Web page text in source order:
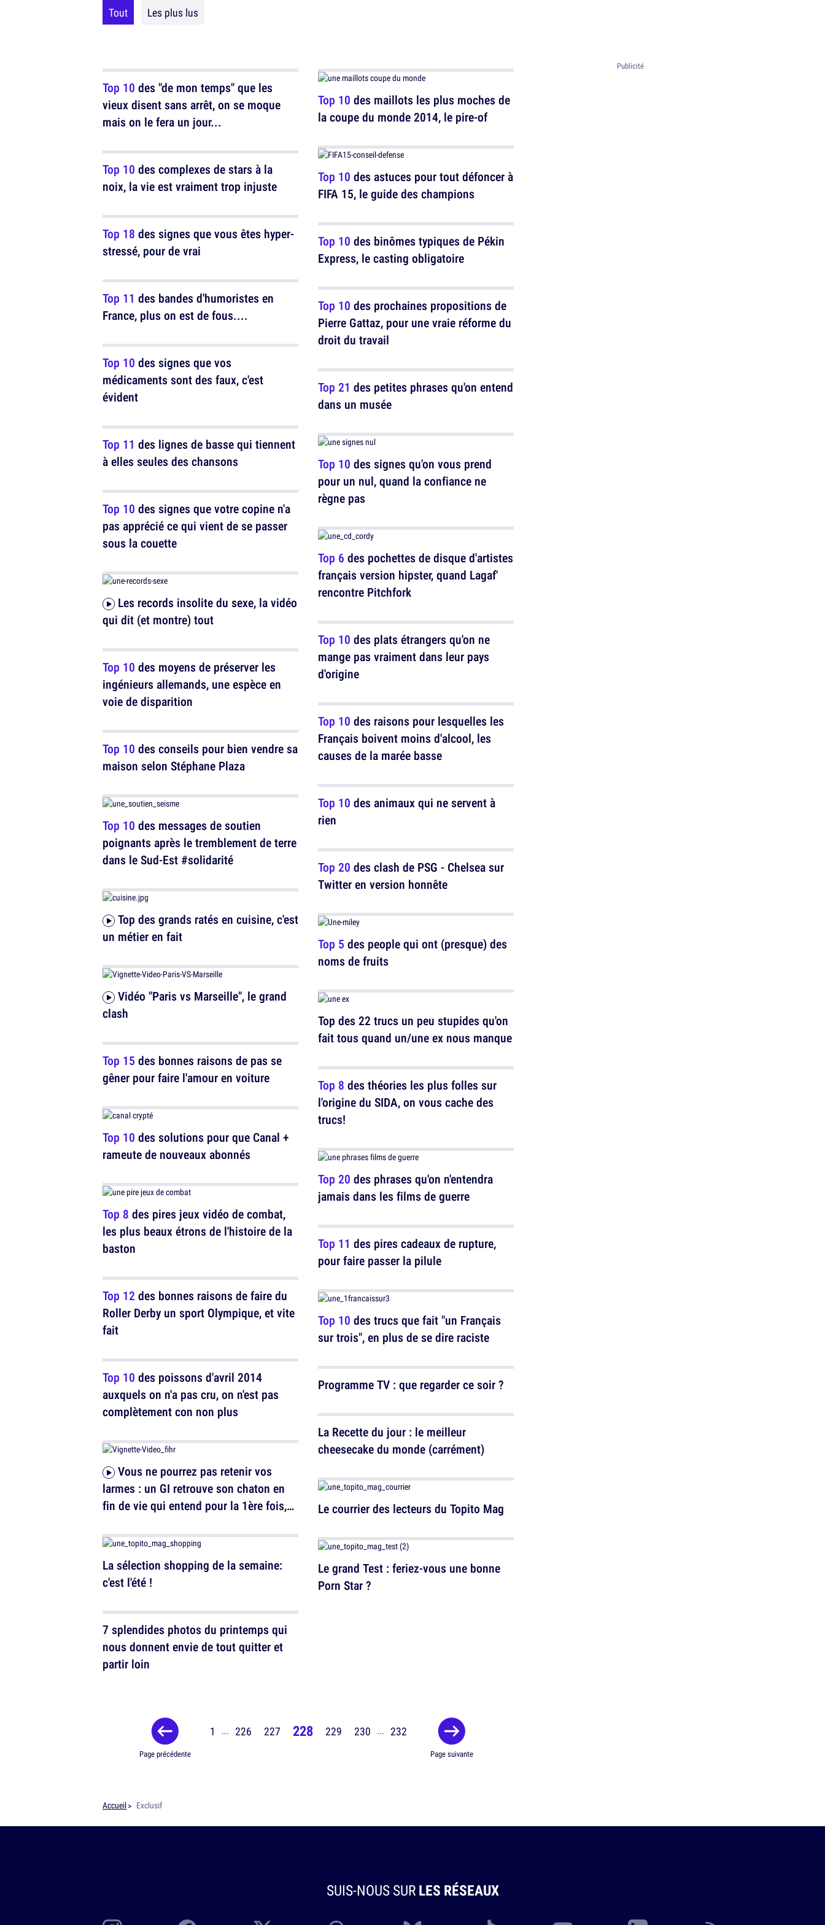
Tout Les plus lus
Top 10 des "de mon temps" que les
vieux disent sans arrêt, on se moque
mais on le fera un jour...
Top 10 des complexes de stars à la
noix, la vie est vraiment trop injuste
Top 18 des signes que vous êtes hyper-
stressé, pour de vrai
Top 11 des bandes d'humoristes en
France, plus on est de fous....
Top 10 des signes que vos
médicaments sont des faux, c'est
évident
Top 11 des lignes de basse qui tiennent
à elles seules des chansons
Top 10 des signes que votre copine n'a
pas apprécié ce qui vient de se passer
sous la couette
qui dit (et montre) tout
Top 10 des moyens de préserver les
ingénieurs allemands, une espèce en
voie de disparition
Top 10 des conseils pour bien vendre sa
maison selon Stéphane Plaza
Top 10 des messages de soutien
poignants après le tremblement de terre
dans le Sud-Est #solidarité
un métier en fait
clash
Top 15 des bonnes raisons de pas se
gêner pour faire l'amour en voiture
Top 10 des solutions pour que Canal +
rameute de nouveaux abonnés
Top 8 des pires jeux vidéo de combat,
les plus beaux étrons de l'histoire de la
baston
Top 12 des bonnes raisons de faire du
Roller Derby un sport Olympique, et vite
fait
Top 10 des poissons d'avril 2014
auxquels on n'a pas cru, on n'est pas
complètement con non plus
larmes : un GI retrouve son chaton en
fin de vie qui entend pour la 1ère fois,
La sélection shopping de la semaine:
c'est l'été !
7 splendides photos du printemps qui
nous donnent envie de tout quitter et
partir loin
Top 10 des maillots les plus moches de
la coupe du monde 2014, le pire-of
Top 10 des astuces pour tout défoncer à
FIFA 15, le guide des champions
Top 10 des binômes typiques de Pékin
Express, le casting obligatoire
Top 10 des prochaines propositions de
Pierre Gattaz, pour une vraie réforme du
droit du travail
Top 21 des petites phrases qu'on entend
dans un musée
Top 10 des signes qu'on vous prend
pour un nul, quand la confiance ne
règne pas
Top 6 des pochettes de disque d'artistes
français version hipster, quand Lagaf'
rencontre Pitchfork
Top 10 des plats étrangers qu'on ne
mange pas vraiment dans leur pays
d'origine
Top 10 des raisons pour lesquelles les
Français boivent moins d'alcool, les
causes de la marée basse
Top 10 des animaux qui ne servent à
rien
Top 20 des clash de PSG - Chelsea sur
Twitter en version honnête
Top 5 des people qui ont (presque) des
noms de fruits
Top des 22 trucs un peu stupides qu'on
fait tous quand un/une ex nous manque
Top 8 des théories les plus folles sur
l'origine du SIDA, on vous cache des
trucs!
Top 20 des phrases qu'on n'entendra
jamais dans les films de guerre
Top 11 des pires cadeaux de rupture,
pour faire passer la pilule
Top 10 des trucs que fait "un Français
sur trois", en plus de se dire raciste
Programme TV : que regarder ce soir ?
La Recette du jour : le meilleur
cheesecake du monde (carrément)
Le courrier des lecteurs du Topito Mag
Le grand Test : feriez-vous une bonne
Porn Star ?
Page précédente
1 ... 226 227 228 229 230 ... 232
Page suivante
Accueil Exclusif
SUIS-NOUS SURLES RÉSEAUX